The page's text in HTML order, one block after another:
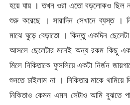
হয়ে যায় । তখন ওরা এতো বড়লোকও ছিল
শুরু করেছে । সারাদিন সেখানে ব্যস্ত ।
মাঝে ঘুড়ে বেড়াতো । কিন্তু একদিন
আসলে ছেলেটার মনেই অন্য রকম কিছু
মিলে নিকিতাকে ফুসলিয়ে একটা নির্জন
শুনতে চাইলাম না । নিকিতার মাকে
নিকিতাও কেমন এমন সেটাও আমি বুঝতে